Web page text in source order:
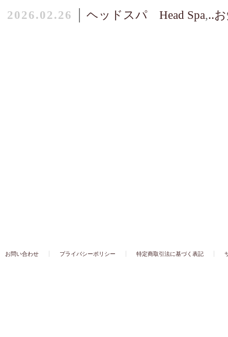
2026.02.26 ヘッドスパ Head Spa,‥
お問い合わせ プライバシーポリシー 特定商取引法に基づく表記